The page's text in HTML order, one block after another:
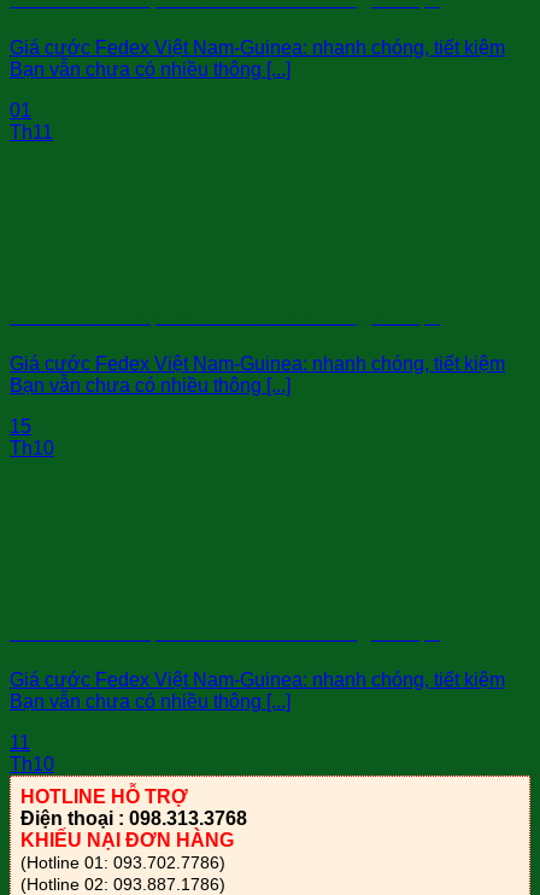
Giá cước Fedex Việt Nam-Guinea: nhanh chóng, tiết kiệm
Bạn vẫn chưa có nhiều thông [...]
01
Th11
Giá cước Fedex Việt Nam-Guinea: nhanh chóng, tiết kiệm
Bạn vẫn chưa có nhiều thông [...]
15
Th10
Giá cước Fedex Việt Nam-Guinea: nhanh chóng, tiết kiệm
Bạn vẫn chưa có nhiều thông [...]
11
Th10
HOTLINE HỖ TRỢ
Điện thoại : 098.313.3768
KHIẾU NẠI ĐƠN HÀNG
(Hotline 01: 093.702.7786)
(Hotline 02: 093.887.1786)